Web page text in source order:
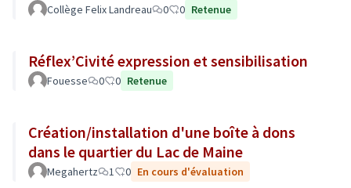
Collège Felix Landreau 0 0 Retenue
Réflex’Civité expression et sensibilisation
Fouesse 0 0 Retenue
Création/installation d'une boîte à dons
dans le quartier du Lac de Maine
Megahertz 1 0 En cours d'évaluation